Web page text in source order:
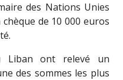
des Nations Unies
de 10 000 euros
Liban ont relevé un
des sommes les plus